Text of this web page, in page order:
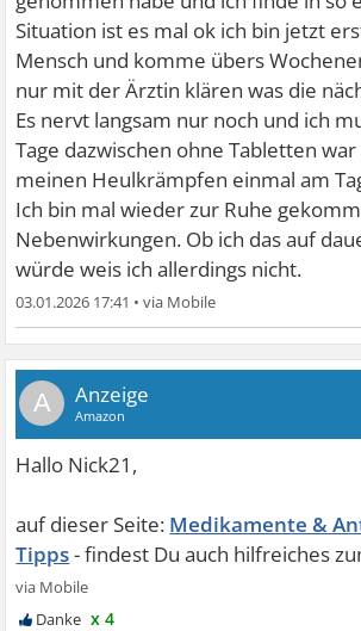
Situation ist es mal ok ich bin jetzt
Mensch und komme übers
nur mit der Ärztin klären was die
Es nervt langsam nur noch und ich
Tage dazwischen ohne Tabletten
meinen Heulkrämpfen einmal am
Ich bin mal wieder zur Ruhe
Nebenwirkungen. Ob ich das auf
würde weis ich allerdings nicht.
03.01.2026 17:41 •
A
Medikamente &
Tipps
x 4